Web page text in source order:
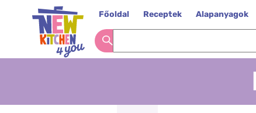
Főoldal Receptek Alapanyagok